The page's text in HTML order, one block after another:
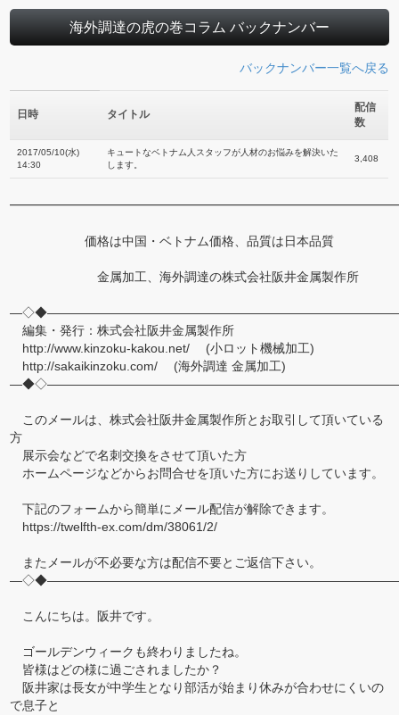
海外調達の虎の巻コラム バックナンバー
バックナンバー一覧へ戻る
日時 タイトル
配信
数
2017/05/10(水)
14:30
キュートなベトナム人スタッフが人材のお悩みを解決いた
します。
3,408
価格は中国・ベトナム価格、品質は日本品質
金属加工、海外調達の株式会社阪井金属製作所
編集・発行：株式会社阪井金属製作所
http://www.kinzoku-kakou.net/ (小ロット機械加工)
http://sakaikinzoku.com/ (海外調達 金属加工)
このメールは、株式会社阪井金属製作所とお取引して頂いている
方
展示会などで名刺交換をさせて頂いた方
ホームページなどからお問合せを頂いた方にお送りしています。
下記のフォームから簡単にメール配信が解除できます。
https://twelfth-ex.com/dm/38061/2/
またメールが不必要な方は配信不要とご返信下さい。
こんにちは。阪井です。
ゴールデンウィークも終わりましたね。
皆様はどの様に過ごされましたか？
阪井家は長女が中学生となり部活が始まり休みが合わせにくいの
で息子と